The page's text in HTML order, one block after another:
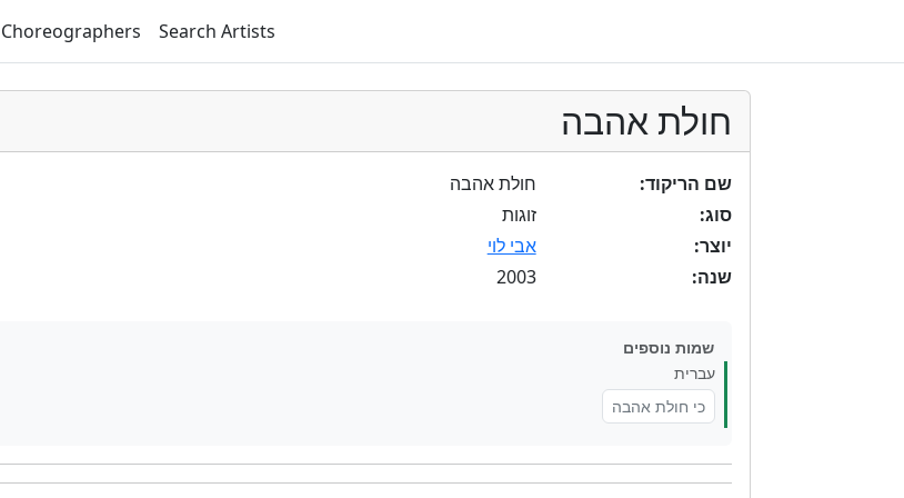
Choreographers Search Artists
חולת אהבה
שם הריקוד:
חולת אהבה
סוג:
זוגות
יוצר:
אבי לוי
שנה:
2003
שמות נוספים
עברית
כי חולת אהבה